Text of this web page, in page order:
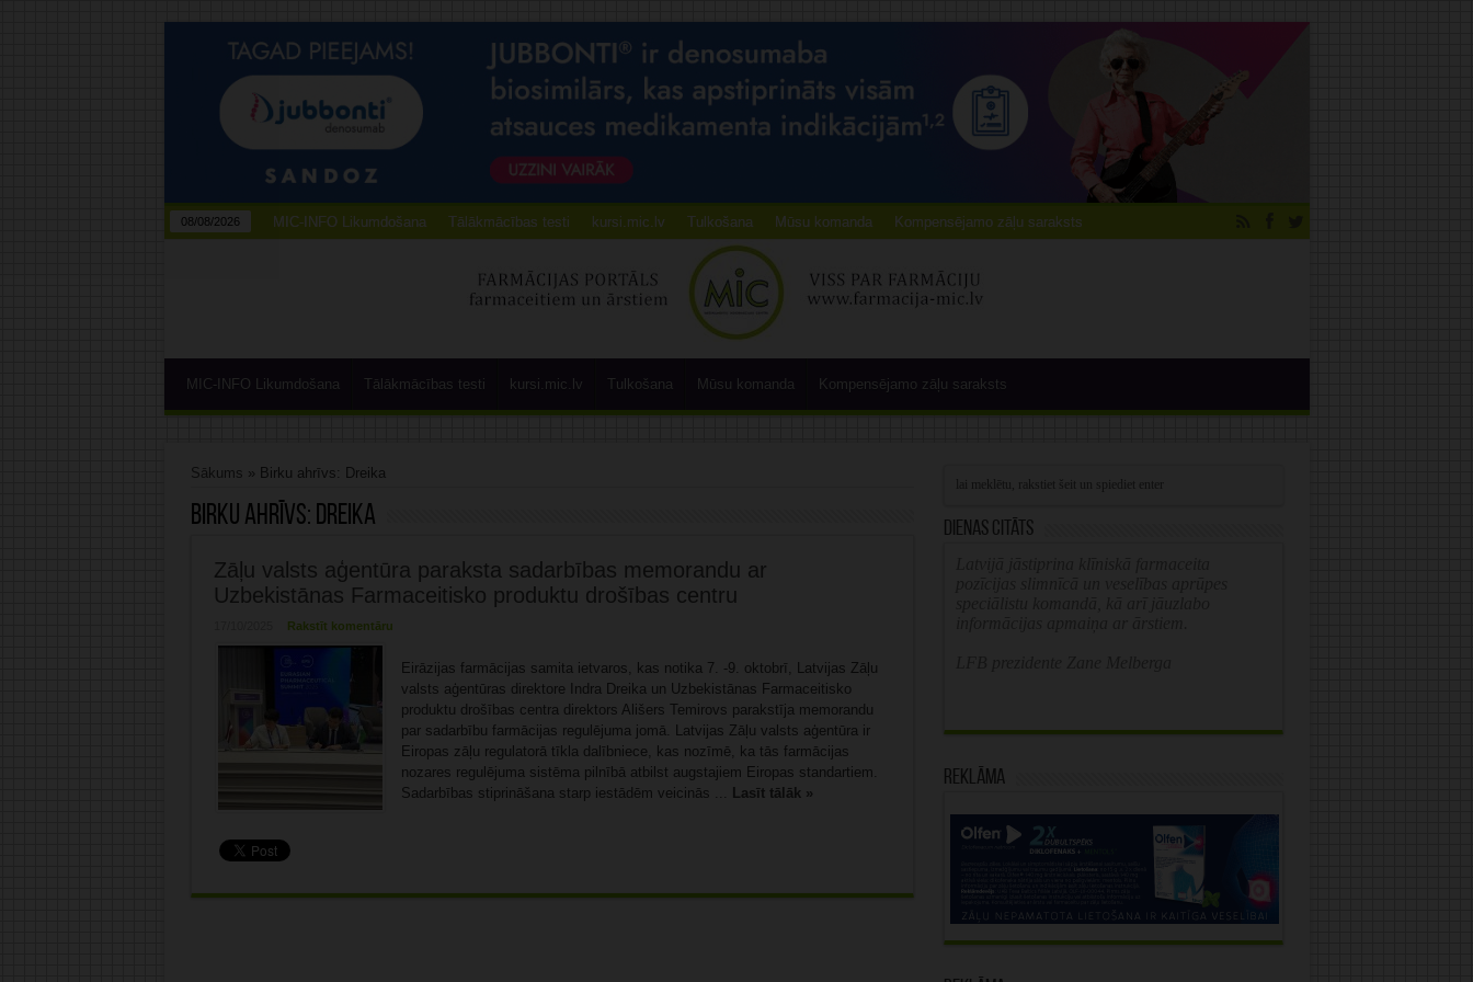
08/08/2026 MIC-INFO Likumdošana Tālākmācības testi kursi.mic.lv Tulkošana Mūsu komanda Kompensējamo zāļu saraksts
MIC-INFO Likumdošana Tālākmācības testi kursi.mic.lv Tulkošana Mūsu komanda Kompensējamo zāļu saraksts
Sākums » Birku ahrīvs: Dreika
Birku ahrīvs: Dreika
Zāļu valsts aģentūra paraksta sadarbības memorandu ar
Uzbekistānas Farmaceitisko produktu drošības centru
Rakstīt komentāru
Eirāzijas farmācijas samita ietvaros, kas notika 7. -9. oktobrī, Latvijas Zāļu
valsts aģentūras direktore Indra Dreika un Uzbekistānas Farmaceitisko
produktu drošības centra direktors Ališers Temirovs parakstīja memorandu
par sadarbību farmācijas regulējuma jomā. Latvijas Zāļu valsts aģentūra ir
Eiropas zāļu regulatorā tīkla dalībniece, kas nozīmē, ka tās farmācijas
nozares regulējuma sistēma pilnībā atbilst augstajiem Eiropas standartiem.
Sadarbības stiprināšana starp iestādēm veicinās ... Lasīt tālāk »
Dienas citāts
Reklāma